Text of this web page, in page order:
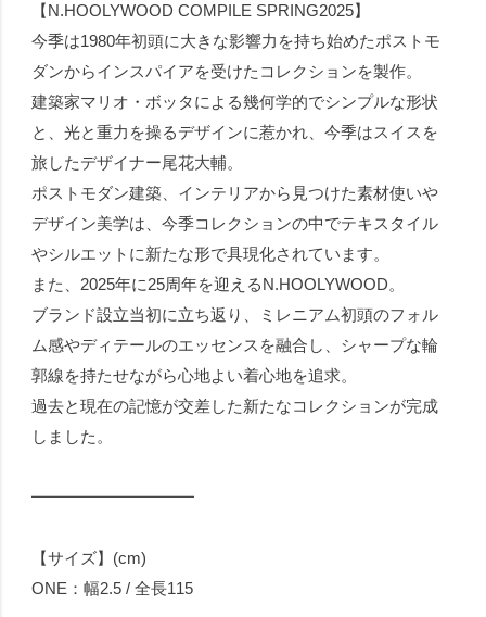
【N.HOOLYWOOD COMPILE SPRING2025】
今季は1980年初頭に大きな影響力を持ち始めたポストモ
ダンからインスパイアを受けたコレクションを製作。
建築家マリオ・ボッタによる幾何学的でシンプルな形状
と、光と重力を操るデザインに惹かれ、今季はスイスを
旅したデザイナー尾花大輔。
ポストモダン建築、インテリアから見つけた素材使いや
デザイン美学は、今季コレクションの中でテキスタイル
やシルエットに新たな形で具現化されています。
また、2025年に25周年を迎えるN.HOOLYWOOD。
ブランド設立当初に立ち返り、ミレニアム初頭のフォル
ム感やディテールのエッセンスを融合し、シャープな輪
郭線を持たせながら心地よい着心地を追求。
過去と現在の記憶が交差した新たなコレクションが完成
しました。
━━━━━━━━━━
【サイズ】(cm)
ONE：幅2.5 / 全長115